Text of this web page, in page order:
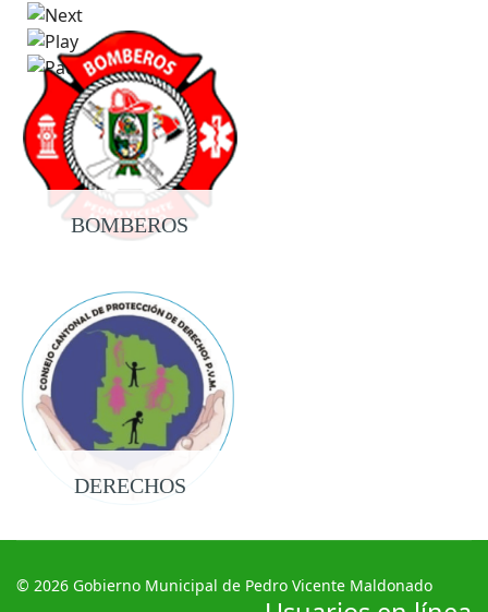
BOMBEROS
DERECHOS
© 2026 Gobierno Municipal de Pedro Vicente Maldonado